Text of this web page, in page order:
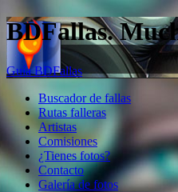
BDFallas.
Guía BDFallas
Buscador de fallas
Rutas falleras
Artistas
Comisiones
¿Tienes fotos?
Contacto
Galería de fotos